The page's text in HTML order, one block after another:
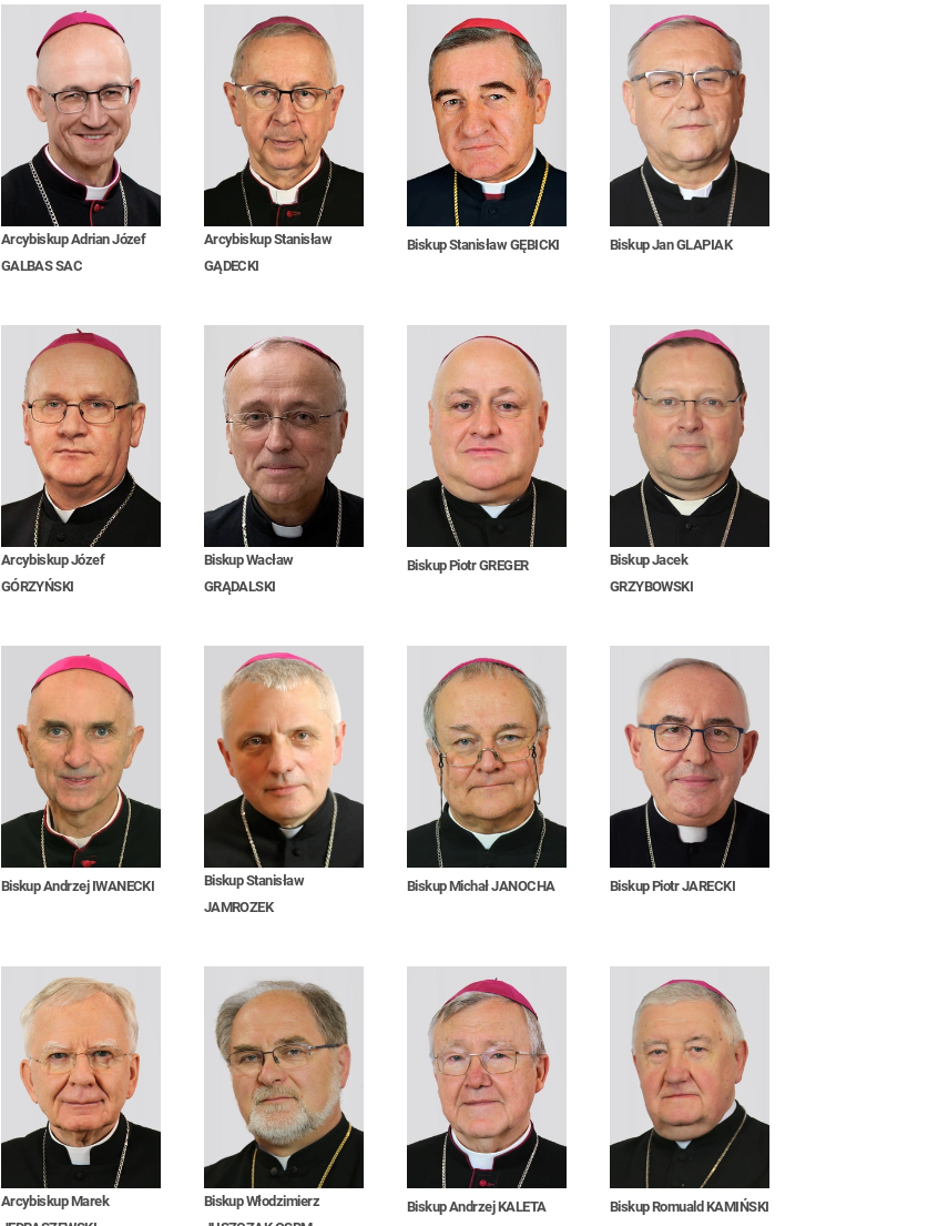
Arcybiskup Adrian Józef
GALBAS SAC
Arcybiskup Stanisław
GĄDECKI
Biskup Stanisław GĘBICKI Biskup Jan GLAPIAK
Arcybiskup Józef
GÓRZYŃSKI
Biskup Wacław
GRĄDALSKI
Biskup Piotr GREGER
Biskup Jacek
GRZYBOWSKI
Biskup Andrzej IWANECKI
Biskup Stanisław
JAMROZEK
Biskup Michał JANOCHA Biskup Piotr JARECKI
Arcybiskup Marek
Biskup Włodzimierz
Biskup Andrzej KALETA Biskup Romuald KAMIŃSKI